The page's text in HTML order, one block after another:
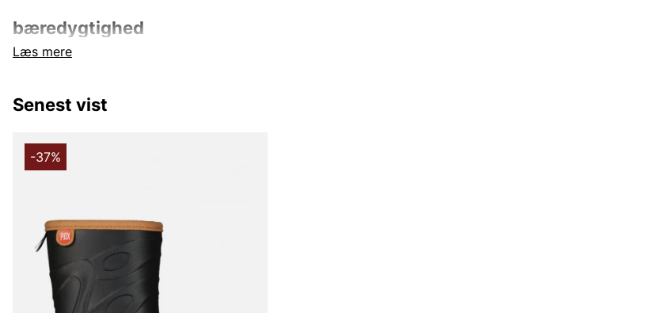
Læs mere
bæredygtighed
som et samlebegreb for sit arbejde med miljø og etik. CSR indebærer, at de tager
hensyn til samtlige tre dimensioner af bæredygtighed: socialt, miljømæssigt og
NN07
Björn Borg
Replay
Oscar Jacobson
Senest vist
-37%